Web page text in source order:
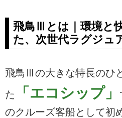
飛鳥Ⅲとは｜環境と
た、次世代ラグジュ
飛鳥Ⅲの大きな特長のひ
た
「エコシップ」
のクルーズ客船として初